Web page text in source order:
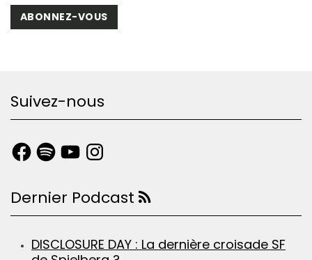
ABONNEZ-VOUS
Suivez-nous
Dernier Podcast
DISCLOSURE DAY : La dernière croisade SF